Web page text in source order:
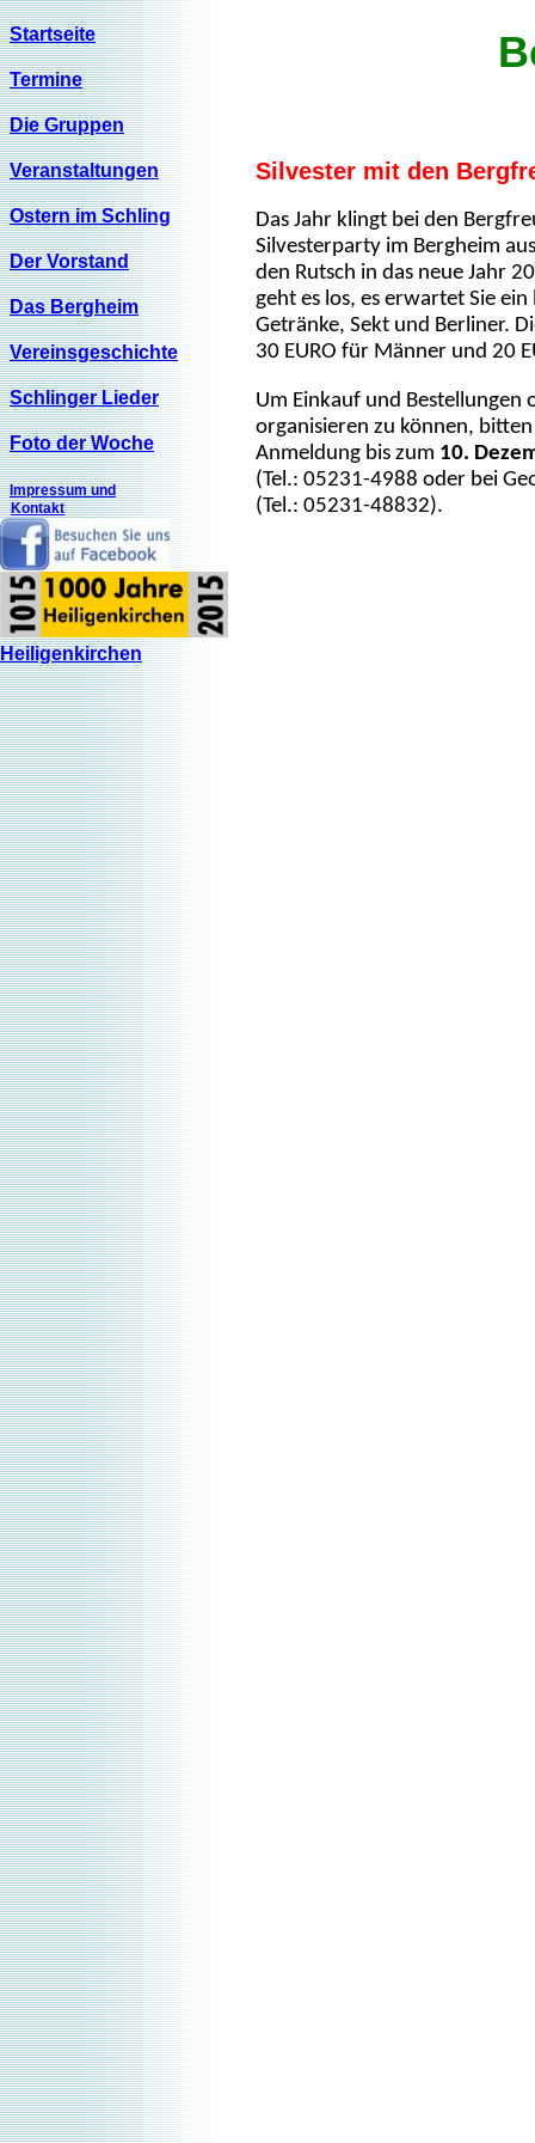
Startseite
Termine
Die Gruppen
Veranstaltungen
Ostern im Schling
Der Vorstand
Das Bergheim
Vereinsgeschichte
Schlinger Lieder
Foto der Woche
Impressum und
Kontakt
Heiligenkirchen
Silvester mit den
Das Jahr klingt bei den
Silvesterparty im Bergheim
den Rutsch in das neue Jahr
geht es los, es erwartet Sie ein
Getränke, Sekt und Berliner.
30 EURO für Männer und 20
Um Einkauf und Bestellungen
organisieren zu können,
Anmeldung bis zum 10.
(Tel.: 05231-4988 oder bei
(Tel.: 05231-48832).